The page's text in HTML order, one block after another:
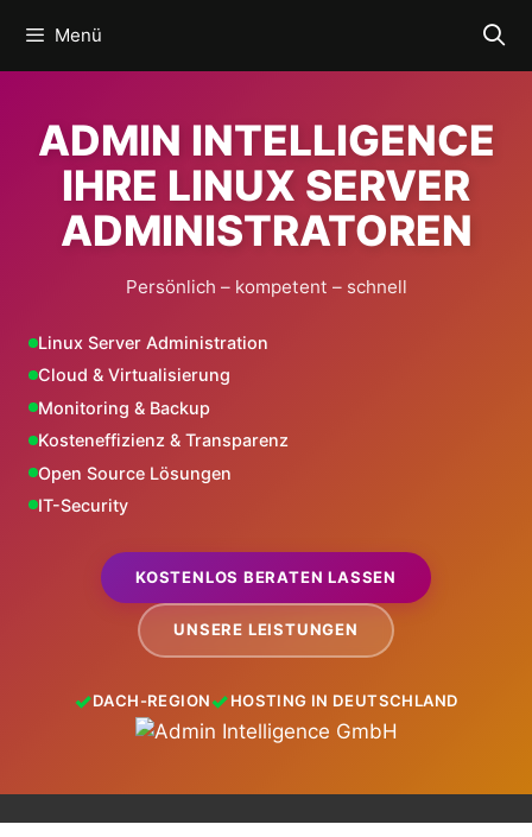
Inhalt
springen
Menü
ADMIN INTELLIGENCE
IHRE LINUX SERVER
ADMINISTRATOREN
Persönlich – kompetent – schnell
Linux Server Administration
Cloud & Virtualisierung
Monitoring & Backup
Kosteneffizienz & Transparenz
Open Source Lösungen
IT-Security
KOSTENLOS BERATEN LASSEN
UNSERE LEISTUNGEN
DACH-REGION HOSTING IN DEUTSCHLAND